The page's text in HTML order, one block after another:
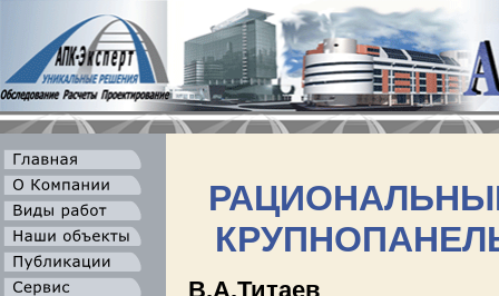
В.А.Титаев